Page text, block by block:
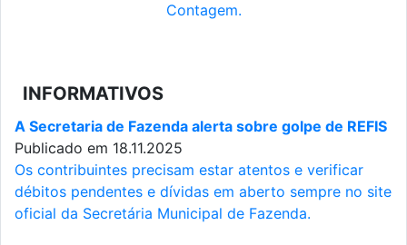
Contagem.
INFORMATIVOS
A Secretaria de Fazenda alerta sobre golpe de REFIS
Publicado em 18.11.2025
Os contribuintes precisam estar atentos e verificar
débitos pendentes e dívidas em aberto sempre no site
oficial da Secretária Municipal de Fazenda.